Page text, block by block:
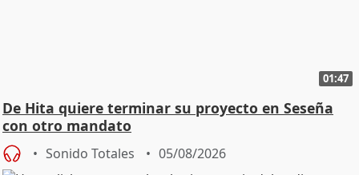
01:47
De Hita quiere terminar su proyecto en Seseña
con otro mandato
Sonido Totales 05/08/2026